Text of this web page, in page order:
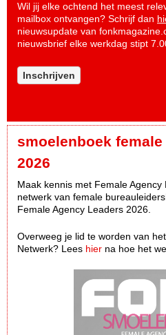
Wil jij elke ochtend het meest
mailbox ontvangen? Schrijf dan
nieuwsupdate van
nieuwsbrief elke werkdag stipt
Inschrijven
smoelenboek
2026
Maak kennis met Female
netwerk van female
Female Agency Leaders 2026.
Overweeg je lid te worden van
Netwerk? Lees hier na hoe het